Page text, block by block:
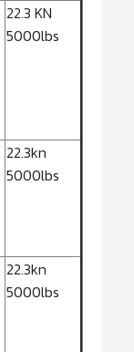
22.3 KN
5000lbs
22.3kn
5000lbs
22.3kn
5000lbs